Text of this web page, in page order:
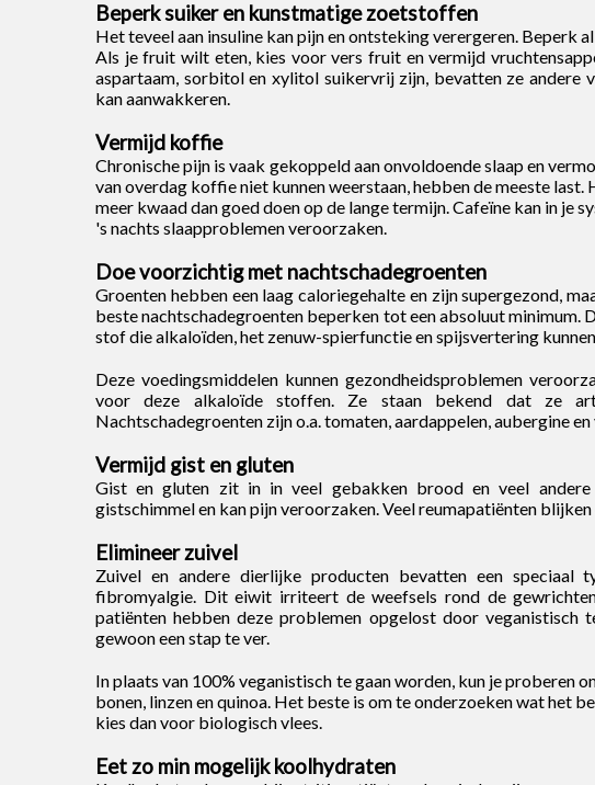
Beperk suiker en kunstmatige zoetstoffen
Het teveel aan insuline kan pijn en ontsteking verergeren. Beperk
Als je fruit wilt eten, kies voor vers fruit en vermijd
aspartaam​​, sorbitol en xylitol suikervrij zijn, bevatten ze andere
kan aanwakkeren.
Vermijd koffie
Chronische pijn is vaak gekoppeld aan onvoldoende slaap en
van overdag koffie niet kunnen weerstaan, hebben de meeste
meer kwaad dan goed doen op de lange termijn. Cafeïne kan in je
's nachts slaapproblemen veroorzaken.
Doe voorzichtig met nachtschadegroenten
Groenten hebben een laag caloriegehalte en zijn supergezond,
beste nachtschadegroenten beperken tot een absoluut minimum.
stof die alkaloïden, het zenuw-spierfunctie en spijsvertering
Deze voedingsmiddelen kunnen gezondheidsproblemen
voor deze alkaloïde stoffen. Ze staan ​​bekend dat ze
Nachtschadegroenten zijn o.a. tomaten, aardappelen, aubergine
Vermijd gist en gluten
Gist en gluten zit in in veel gebakken brood en veel
gistschimmel en kan pijn veroorzaken. Veel reumapatiënten
Elimineer zuivel
Zuivel en andere dierlijke producten bevatten een
fibromyalgie. Dit eiwit irriteert de weefsels rond de
patiënten hebben deze problemen opgelost door veganistisch
gewoon een stap te ver.
In plaats van 100% veganistisch te gaan worden, kun je proberen
bonen, linzen en quinoa. Het beste is om te onderzoeken wat het
kies dan voor biologisch vlees.
Eet zo min mogelijk koolhydraten